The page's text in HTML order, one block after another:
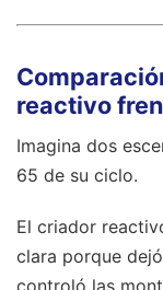
reactivo
Imagina dos
65 de su ciclo.
El criador
clara porque
controló las